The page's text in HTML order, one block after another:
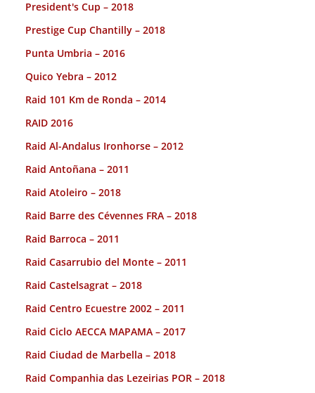
President's Cup – 2018
Prestige Cup Chantilly – 2018
Punta Umbria – 2016
Quico Yebra – 2012
Raid 101 Km de Ronda – 2014
RAID 2016
Raid Al-Andalus Ironhorse – 2012
Raid Antoñana – 2011
Raid Atoleiro – 2018
Raid Barre des Cévennes FRA – 2018
Raid Barroca – 2011
Raid Casarrubio del Monte – 2011
Raid Castelsagrat – 2018
Raid Centro Ecuestre 2002 – 2011
Raid Ciclo AECCA MAPAMA – 2017
Raid Ciudad de Marbella – 2018
Raid Companhia das Lezeirias POR – 2018